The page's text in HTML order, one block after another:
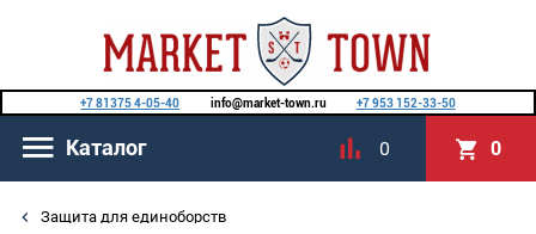
+7 81375 4-05-40 info@market-town.ru +7 953 152-33-50
Каталог 0 0
Защита для единоборств